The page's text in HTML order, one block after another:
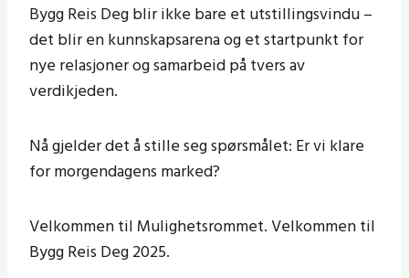
Bygg Reis Deg blir ikke bare et utstillingsvindu –
det blir en kunnskapsarena og et startpunkt for
nye relasjoner og samarbeid på tvers av
verdikjeden.
Nå gjelder det å stille seg spørsmålet: Er vi klare
for morgendagens marked?
Velkommen til Mulighetsrommet. Velkommen til
Bygg Reis Deg 2025.